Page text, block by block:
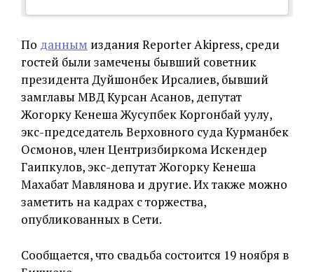
По данным издания Reporter Akipress, среди
гостей были замечены бывший советник
президента Дуйшонбек Ирсалиев, бывший
замглавы МВД Курсан Асанов, депутат
Жогорку Кенеша Жусупбек Коргонбай уулу,
экс-председатель Верховного суда Курманбек
Осмонов, член Центризбиркома Искендер
Гаипкулов, экс-депутат Жогорку Кенеша
Махабат Мавлянова и другие. Их также можно
заметить на кадрах с торжества,
опубликованных в Сети.
Сообщается, что свадьба состоится 19 ноября в